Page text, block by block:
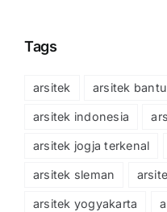
Tags
arsitek arsitek
arsitek indonesia
arsitek jogja terkenal
arsitek sleman
arsitek yogyakarta